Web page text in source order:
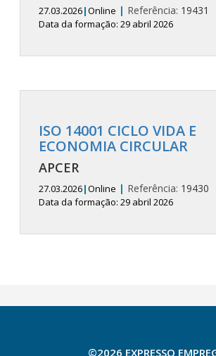
27.03.2026|Online | Referência: 19431
Data da formação: 29 abril 2026
ISO 14001 CICLO VIDA E
ECONOMIA CIRCULAR
APCER
27.03.2026|Online | Referência: 19430
Data da formação: 29 abril 2026
©2026 EXPRESSO